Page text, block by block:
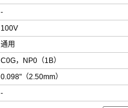
-
100V
通用
C0G，NP0（1B）
0.098"（2.50mm）
-